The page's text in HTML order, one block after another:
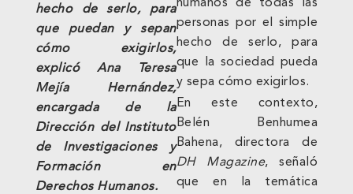
hecho de serlo, para
que puedan y sepan
cómo exigirlos,
explicó Ana Teresa
Mejía Hernández,
encargada de la
Dirección del Instituto
de Investigaciones y
Formación en
Derechos Humanos.
humanos de todas las
personas por el simple
hecho de serlo, para
que la sociedad pueda
y sepa cómo exigirlos.
En este contexto,
Belén Benhumea
Bahena, directora de
DH Magazine, señaló
que en la temática